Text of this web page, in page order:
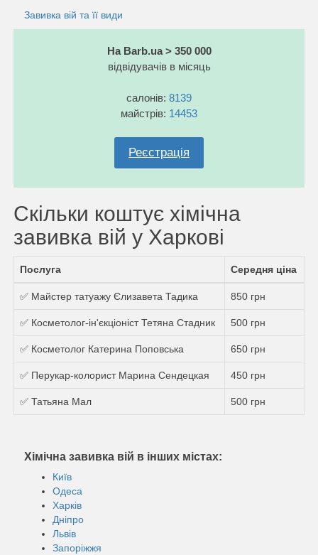
Завивка вій та її види
На Barb.ua > 350 000
відвідувачів в місяць
салонів: 8139
майстрів: 14453
Реєстрація
Скільки коштує хімічна
завивка вій у Харкові
Послуга Середня ціна
✅ Майстер татуажу Єлизавета Тадика 850 грн
✅ Косметолог-ін'єкціоніст Тетяна Стадник 500 грн
✅ Косметолог Катерина Поповська 650 грн
✅ Перукар-колорист Марина Сендецкая 450 грн
✅ Татьяна Мал 500 грн
Хімічна завивка вій в інших містах:
Київ
Одеса
Харків
Дніпро
Львів
Запоріжжя